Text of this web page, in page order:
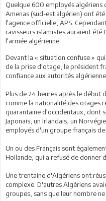
Quelque 600 employés algériens
Amenas (sud-est algérien) ont
l'agence officielle, APS.
ravisseurs islamistes auraient
l'armée algérienne.
Devant la « situation confuse »
de la prise d'otage, le président
confiance aux autorités
Plus de 24 heures après le début
comme la nationalité des otages
quarantaine d'occidentaux, dont
Japonais, un Irlandais, un
employés d'un groupe français
Un ou des Français sont
Hollande, qui a refusé de donner
Une trentaine d'Algériens ont
complexe. D'autres Algériens
groupes, sans que leur nombre